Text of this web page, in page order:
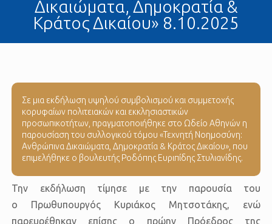
Δικαιώματα, Δημοκρατία &
Κράτος Δικαίου» 8.10.2025
Σε μια εκδήλωση υψηλού συμβολισμού και συμμετοχής
κορυφαίων πολιτειακών και εκκλησιαστικών
προσωπικοτήτων, πραγματοποιήθηκε στο Ωδείο Αθηνών η
παρουσίαση του συλλογικού τόμου «Τεχνητή Νοημοσύνη:
Ανθρώπινα Δικαιώματα, Δημοκρατία & Κράτος Δικαίου», που
επιμελήθηκε ο βουλευτής Ροδόπης Ευριπίδης Στυλιανίδης.
Την εκδήλωση τίμησε με την παρουσία του
ο Πρωθυπουργός Κυριάκος Μητσοτάκης, ενώ
παρευρέθηκαν επίσης ο πρώην Πρόεδρος της